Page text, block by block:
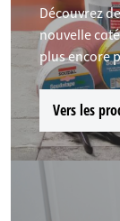
Découvrez
nouvelle
plus encore
Vers les